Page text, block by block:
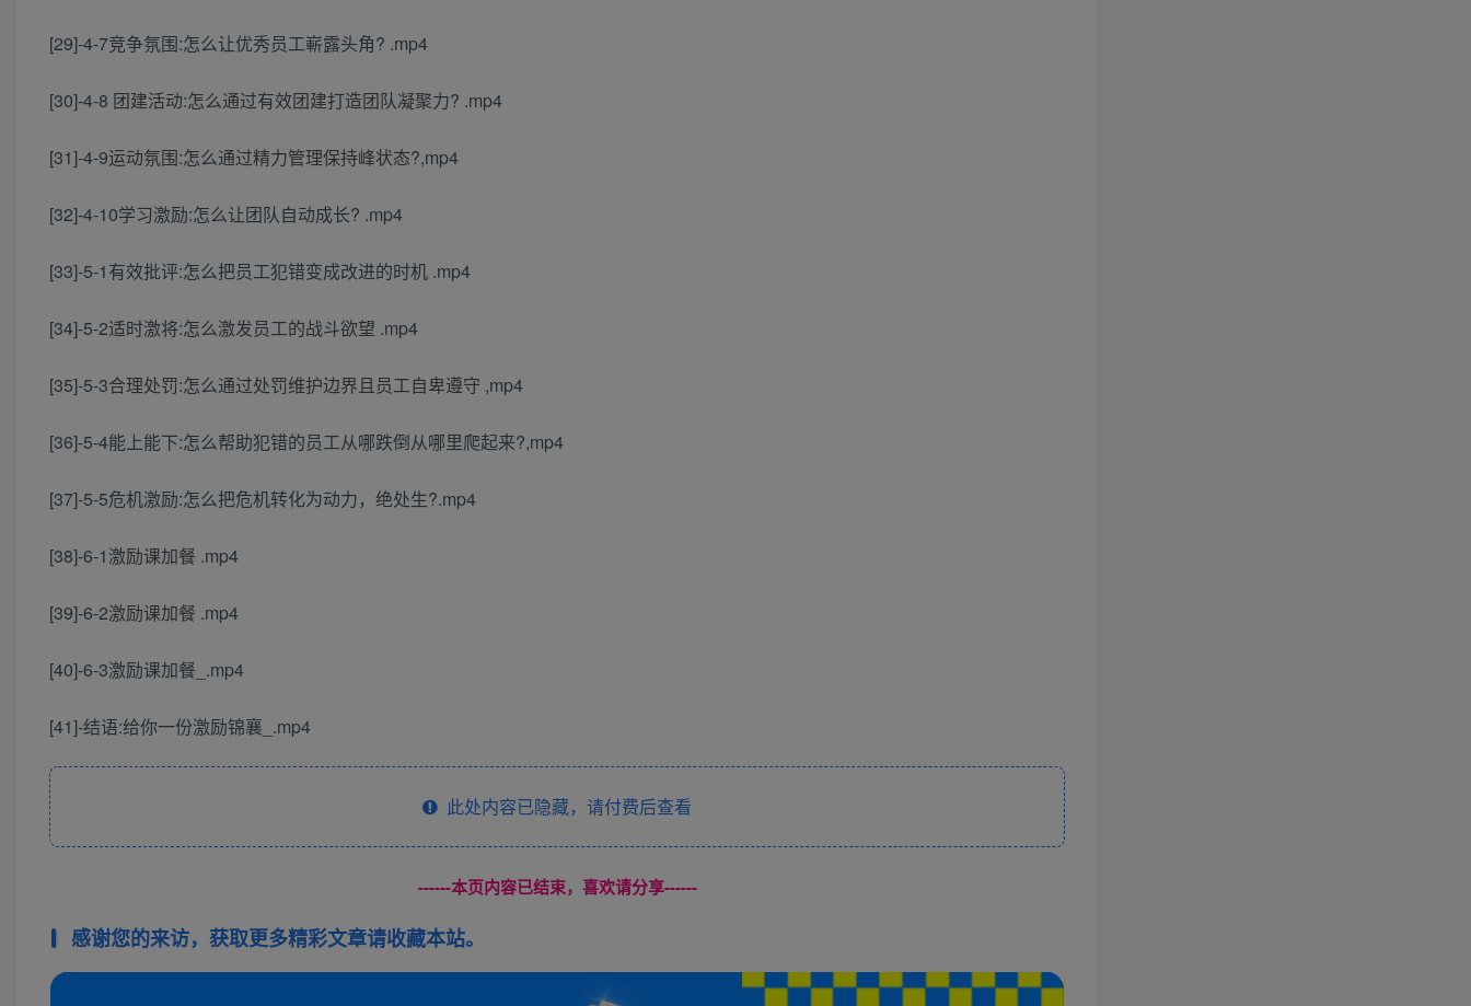
[29]-4-7竞争氛围:怎么让优秀员工嶄露头角? .mp4
[30]-4-8 团建活动:怎么通过有效团建打造团队凝聚力? .mp4
[31]-4-9运动氛围:怎么通过精力管理保持峰状态?,mp4
[32]-4-10学习激励:怎么让团队自动成长? .mp4
[33]-5-1有效批评:怎么把员工犯错变成改进的时机 .mp4
[34]-5-2适时激将:怎么激发员工的战斗欲望 .mp4
[35]-5-3合理处罚:怎么通过处罚维护边界且员工自卑遵守 ,mp4
[36]-5-4能上能下:怎么帮助犯错的员工从哪跌倒从哪里爬起来?,mp4
[37]-5-5危机激励:怎么把危机转化为动力，绝处生?.mp4
[38]-6-1激励课加餐 .mp4
[39]-6-2激励课加餐 .mp4
[40]-6-3激励课加餐_.mp4
[41]-结语:给你一份激励锦襄_.mp4
此处内容已隐藏，请付费后查看
------本页内容已结束，喜欢请分享------
感谢您的来访，获取更多精彩文章请收藏本站。